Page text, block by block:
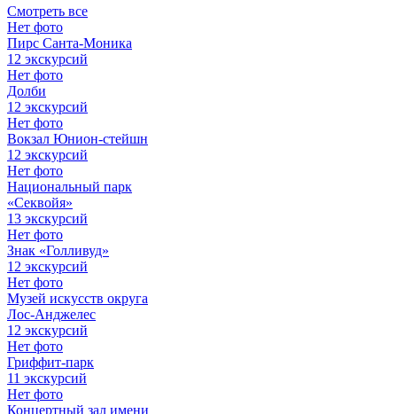
Смотреть все
Нет фото
Пирс Санта-Моника
12 экскурсий
Нет фото
Долби
12 экскурсий
Нет фото
Вокзал Юнион-стейшн
12 экскурсий
Нет фото
Национальный парк
«Секвойя»
13 экскурсий
Нет фото
Знак «Голливуд»
12 экскурсий
Нет фото
Музей искусств округа
Лос-Анджелес
12 экскурсий
Нет фото
Гриффит-парк
11 экскурсий
Нет фото
Концертный зал имени